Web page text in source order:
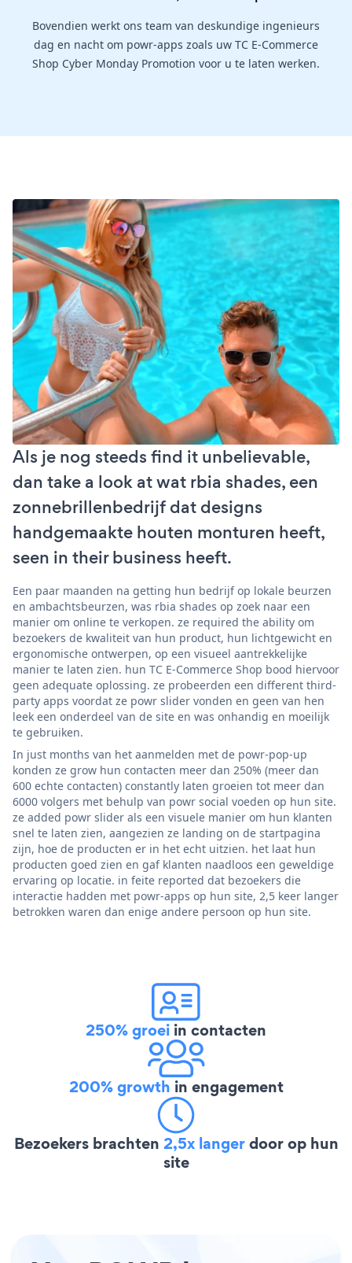
Bovendien werkt ons team van deskundige ingenieurs
dag en nacht om powr-apps zoals uw TC E-Commerce
Shop Cyber Monday Promotion voor u te laten werken.
Als je nog steeds find it unbelievable,
dan take a look at wat rbia shades, een
zonnebrillenbedrijf dat designs
handgemaakte houten monturen heeft,
seen in their business heeft.
Een paar maanden na getting hun bedrijf op lokale beurzen
en ambachtsbeurzen, was rbia shades op zoek naar een
manier om online te verkopen. ze required the ability om
bezoekers de kwaliteit van hun product, hun lichtgewicht en
ergonomische ontwerpen, op een visueel aantrekkelijke
manier te laten zien. hun TC E-Commerce Shop bood hiervoor
geen adequate oplossing. ze probeerden een different third-
party apps voordat ze powr slider vonden en geen van hen
leek een onderdeel van de site en was onhandig en moeilijk
te gebruiken.
In just months van het aanmelden met de powr-pop-up
konden ze grow hun contacten meer dan 250% (meer dan
600 echte contacten) constantly laten groeien tot meer dan
6000 volgers met behulp van powr social voeden op hun site.
ze added powr slider als een visuele manier om hun klanten
snel te laten zien, aangezien ze landing on de startpagina
zijn, hoe de producten er in het echt uitzien. het laat hun
producten goed zien en gaf klanten naadloos een geweldige
ervaring op locatie. in feite reported dat bezoekers die
interactie hadden met powr-apps op hun site, 2,5 keer langer
betrokken waren dan enige andere persoon op hun site.
250% groei in contacten
200% growth in engagement
Bezoekers brachten 2,5x langerdoor op hun
site